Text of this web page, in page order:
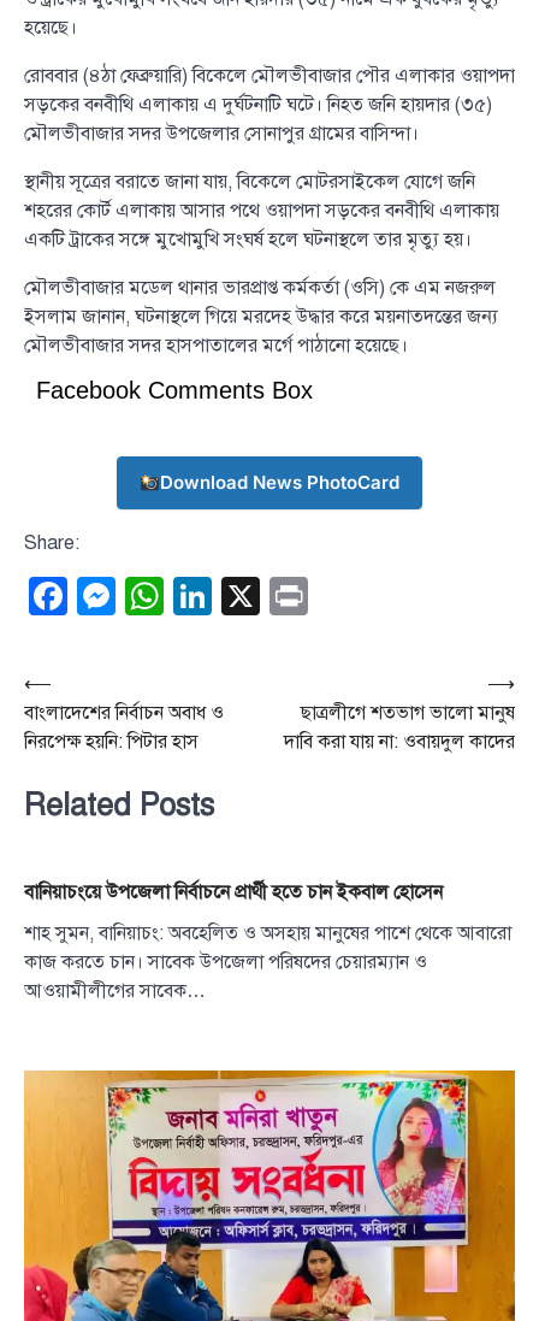
হয়েছে।
রোববার (৪ঠা ফেব্রুয়ারি) বিকেলে মৌলভীবাজার পৌর এলাকার ওয়াপদা
সড়কের বনবীথি এলাকায় এ দুর্ঘটনাটি ঘটে। নিহত জনি হায়দার (৩৫)
মৌলভীবাজার সদর উপজেলার সোনাপুর গ্রামের বাসিন্দা।
স্থানীয় সূত্রের বরাতে জানা যায়, বিকেলে মোটরসাইকেল যোগে জনি
শহরের কোর্ট এলাকায় আসার পথে ওয়াপদা সড়কের বনবীথি এলাকায়
একটি ট্রাকের সঙ্গে মুখোমুখি সংঘর্ষ হলে ঘটনাস্থলে তার মৃত্যু হয়।
মৌলভীবাজার মডেল থানার ভারপ্রাপ্ত কর্মকর্তা (ওসি) কে এম নজরুল
ইসলাম জানান, ঘটনাস্থলে গিয়ে মরদেহ উদ্ধার করে ময়নাতদন্তের জন্য
মৌলভীবাজার সদর হাসপাতালের মর্গে পাঠানো হয়েছে।
Facebook Comments Box
Download News PhotoCard
Share:
Facebook
Messenger
WhatsApp
LinkedIn
X
Post
navigation
⟵
বাংলাদেশের নির্বাচন অবাধ ও
নিরপেক্ষ হয়নি: পিটার হাস
ছাত্রলীগে শতভাগ ভালো মানুষ
দাবি করা যায় না: ওবায়দুল কাদের
⟶
Related Posts
বানিয়াচংয়ে উপজেলা নির্বাচনে প্রার্থী হতে চান ইকবাল হোসেন
শাহ সুমন, বানিয়াচং: অবহেলিত ও অসহায় মানুষের পাশে থেকে আবারো
কাজ করতে চান। সাবেক উপজেলা পরিষদের চেয়ারম্যান ও
আওয়ামীলীগের সাবেক…